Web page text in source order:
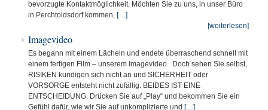
bevorzugte Kontaktmöglichkeit. Möchten Sie zu uns, in unser Büro
in Perchtoldsdorf kommen, […]
[weiterlesen]
Imagevideo
Es begann mit einem Lächeln und endete überraschend schnell mit
einem fertigen Film – unserem Imagevideo. Doch sehen Sie selbst,
RISIKEN kündigen sich nicht an und SICHERHEIT oder
VORSORGE entsteht nicht zufällig. BEIDES IST EINE
ENTSCHEIDUNG. Drücken Sie auf „Play“ und bekommen Sie ein
Gefühl dafür, wie wir Sie auf unkomplizierte und […]